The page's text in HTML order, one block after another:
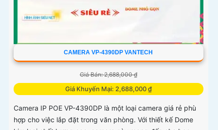
CAMERA VP-4390DP VANTECH
Giá Bán: 2,688,000 ₫
Giá Khuyến Mại: 2,688,000 ₫
Camera IP POE VP-4390DP là một loại camera giá rẻ phù
hợp cho việc lắp đặt trong văn phòng. Với thiết kế Dome